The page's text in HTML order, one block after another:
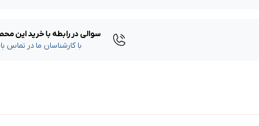
سوالی در رابطه با خرید این
با کارشناسان ما در تماس